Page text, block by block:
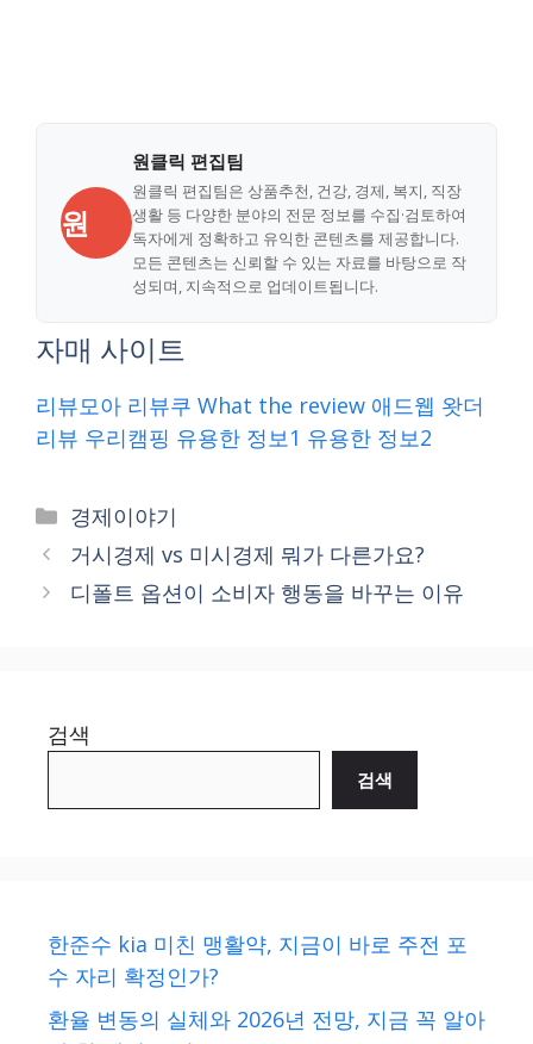
원
원클릭 편집팀
원클릭 편집팀은 상품추천, 건강, 경제, 복지, 직장
생활 등 다양한 분야의 전문 정보를 수집·검토하여
독자에게 정확하고 유익한 콘텐츠를 제공합니다.
모든 콘텐츠는 신뢰할 수 있는 자료를 바탕으로 작
성되며, 지속적으로 업데이트됩니다.
자매 사이트
리뷰모아 리뷰쿠 What the review 애드웹 왓더
리뷰 우리캠핑 유용한 정보1 유용한 정보2
Categories
경제이야기
거시경제 vs 미시경제 뭐가 다른가요?
디폴트 옵션이 소비자 행동을 바꾸는 이유
검색
검색
한준수 kia 미친 맹활약, 지금이 바로 주전 포
수 자리 확정인가?
환율 변동의 실체와 2026년 전망, 지금 꼭 알아